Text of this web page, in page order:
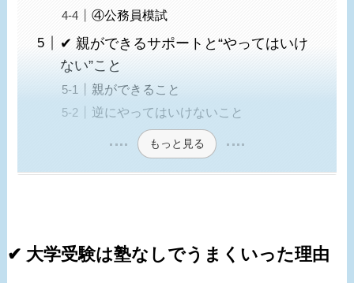
④公務員模試
✔ 親ができるサポートと“やってはいけ
ない”こと
親ができること
逆にやってはいけないこと
もっと見る
✔ 大学受験は塾なしでうまくいった理由